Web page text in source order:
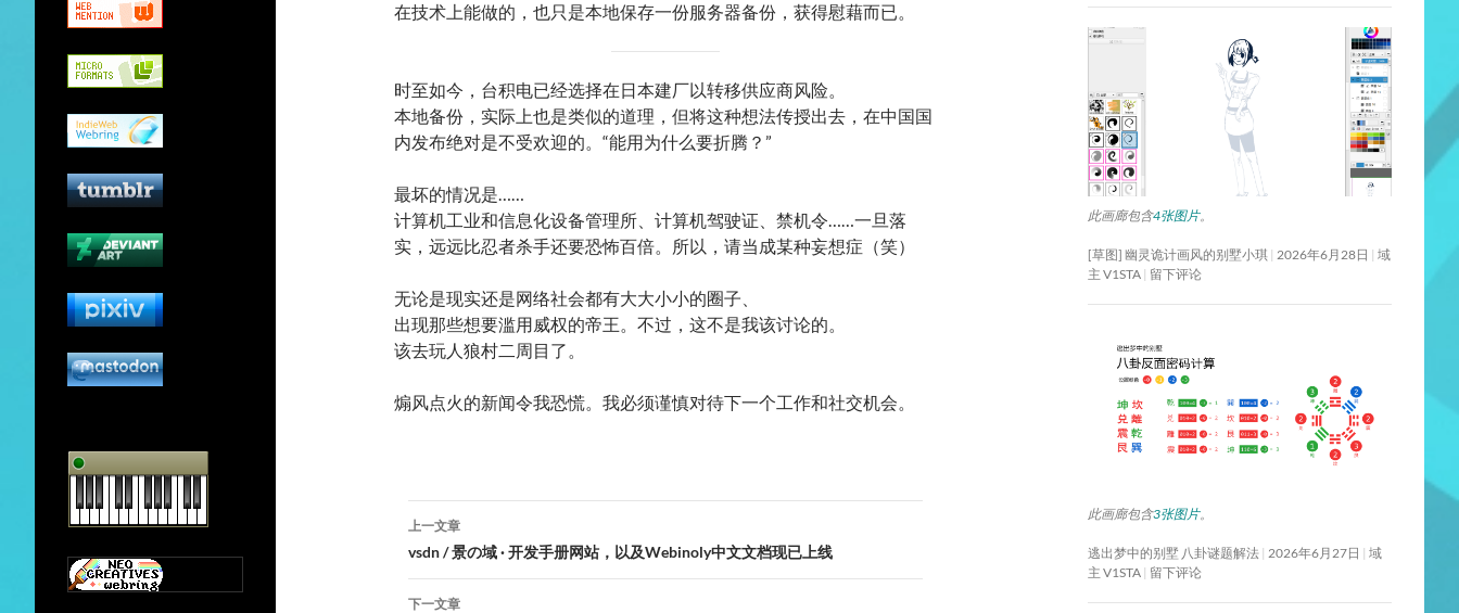
在技术上能做的，也只是本地保存一份服务器备份，获得慰藉而已。
时至如今，台积电已经选择在日本建厂以转移供应商风险。
本地备份，实际上也是类似的道理，但将这种想法传授出去，在中国国
内发布绝对是不受欢迎的。“能用为什么要折腾？”
最坏的情况是……
计算机工业和信息化设备管理所、计算机驾驶证、禁机令……一旦落
实，远远比忍者杀手还要恐怖百倍。所以，请当成某种妄想症（笑）
无论是现实还是网络社会都有大大小小的圈子、
出现那些想要滥用威权的帝王。不过，这不是我该讨论的。
该去玩人狼村二周目了。
煽风点火的新闻令我恐慌。我必须谨慎对待下一个工作和社交机会。
文
章
导
上一文章
vsdn / 景の域 · 开发手册网站，以及Webinoly中文文档现已上线
下一文章
此画廊包含4张图片。
[草图] 幽灵诡计画风的别墅小琪 2026年6月28日
域
主 V1STA 留下评论
此画廊包含3张图片。
逃出梦中的别墅 八卦谜题解法 2026年6月27日
域
主 V1STA 留下评论